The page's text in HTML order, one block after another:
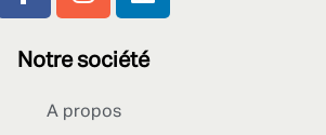
Notre société
A propos